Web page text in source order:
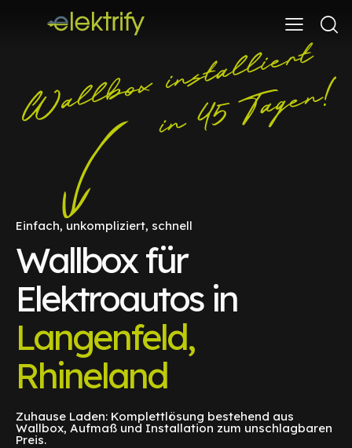
Einfach, unkompliziert, schnell
Wallbox für
Elektroautos in
Langenfeld,
Rhineland
Zuhause Laden: Komplettlösung bestehend aus
Wallbox, Aufmaß und Installation zum unschlagbaren
Preis.